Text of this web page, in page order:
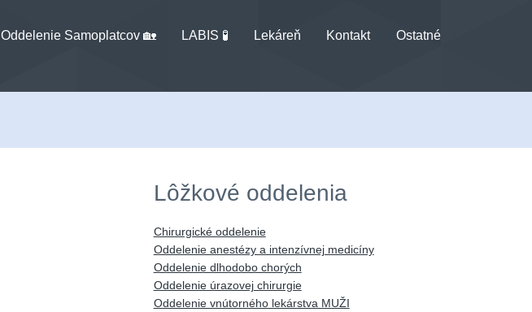
Oddelenie Samoplatcov 🏡 LABIS 🧪 Lekáreň Kontakt Ostatné
Lôžkové oddelenia
Chirurgické oddelenie
Oddelenie anestézy a intenzívnej medicíny
Oddelenie dlhodobo chorých
Oddelenie úrazovej chirurgie
Oddelenie vnútorného lekárstva MUŽI